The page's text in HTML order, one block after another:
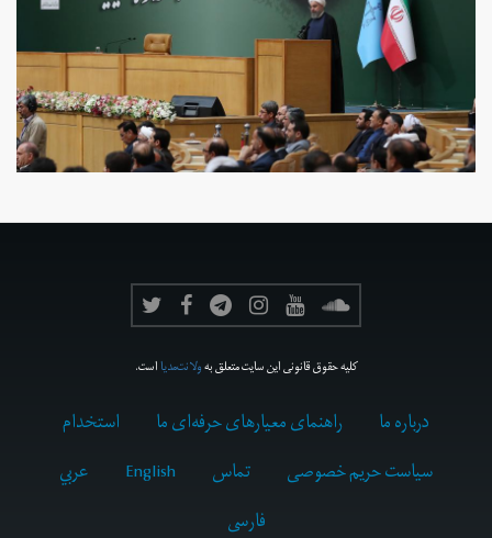
کلیه حقوق قانونی این سایت متعلق بهولانت‌مدیااست.
درباره ما راهنمای معیارهای حرفه‌ای ما
استخدام
سیاست حریم خصوصی
تماس English
عربي
فارسى